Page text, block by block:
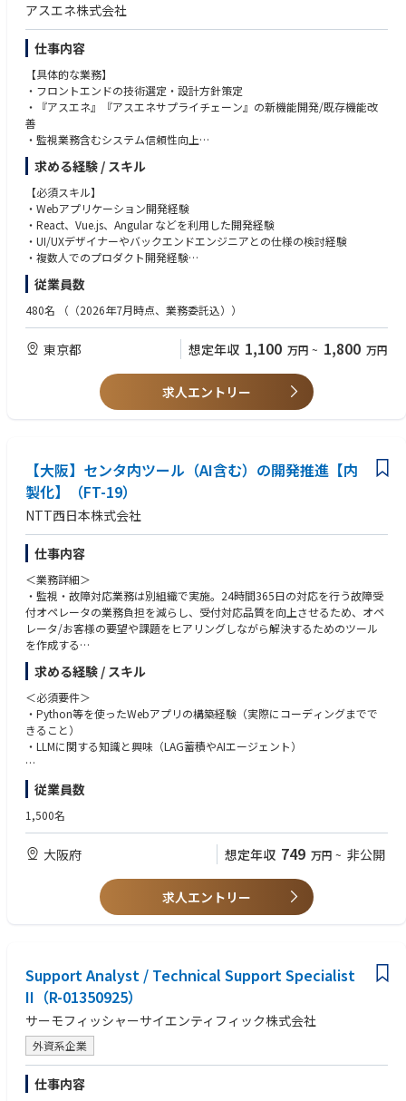
アスエネ株式会社
仕事内容
【具体的な業務】
・フロントエンドの技術選定・設計方針策定
・『アスエネ』『アスエネサプライチェーン』の新機能開発/既存機能改
善
・監視業務含むシステム信頼性向上
・カスタマーニーズを深く理解した上での整理、あるべき仕様への落とし
込み
・デザイナー/プロダクトマネージャーと共にUI/UXデザインの検討
【開発環境】
・フレームワーク: Vue.js
・開発言語: JavaScript, TypeScript
・データベース: PostgreSQL
・ソースコード管理: GitHub
・CI/CD: CircleCI
・ドキュメント: Google workspace
・チャット: Slack
求める経験 / スキル
【必須スキル】
・Webアプリケーション開発経験
・React、Vue.js、Angular などを利用した開発経験
・UI/UXデザイナーやバックエンドエンジニアとの仕様の検討経験
・複数人でのプロダクト開発経験
【歓迎スキル】
・Node.jsなどによるバックエンド開発の経験
・WebアプリケーションのUI設計やデザイン経験
・テックリード等の技術に関する意思決定責任者の経験
【求める人物像】
・主体的に行動し、自らの領域だけに囚われずプロダクトを俯瞰し常に改
・AIやブロックチェーン等最新技術を積極的に学習して顧客オリエンテッ
ドなサービス構築に向け社内外のシステムに実装させたい方
・Mission「次世代によりよい世界を」に共感し、主体的かつ自由に企業カ
ルチャーをゼロから一緒に創りあげていきたい方
従業員数
480名 （（2026年7月時点、業務委託込））
東京都 想定年収 1,100 万円 ~ 1,800 万円
求人エントリー
【大阪】センタ内ツール（AI含む）の開発推進【内
製化】（FT-19）
NTT西日本株式会社
仕事内容
＜業務詳細＞
・監視・故障対応業務は別組織で実施。24時間365日の対応を行う故障受
付オペレータの業務負担を減らし、受付対応品質を向上させるため、オペ
レータ/お客様の要望や課題をヒアリングしながら解決するためのツール
を作成する
・案件毎に2名程度のチームを構築し、企画から導入までを推進。
・実装方法・開発納期については裁量をもって、コントロール可能。
・故障受付オペレータ等との会話をしながら要件をまとめて、設計・製造
していく。醸成
＜具体的な案件例＞
・OpSと連携し、条件に沿ったメールを自動通知するシステムの構築（＋
電話連携）など
上記業務に従事後、中長期的にはご本人の希望、適性・パフォーマンス等
を踏まえ、下記業務に配属する場合がある。
後も定期的に将来のキャリアに関する対話の場を設けています。）
・ 企業・公共機関等のお客様へ向けたコンサルティング、ICTソリューシ
・ アライアンスパートナーの開拓及び新サービス立ち上げサポートに関わ
る業務
・その他上記業務のサポート業務、及び新規サービス開発、研究開発業
務 など
※ＮＴＴ西日本からＮＴＴフィールドテクノへの在籍出向となります。
求める経験 / スキル
＜必須要件＞
・Python等を使ったWebアプリの構築経験（実際にコーディングまでで
きること）
・LLMに関する知識と興味（LAG蓄積やAIエージェント）
＜歓迎要件＞
・3人以上のチームでのプロジェクトマネジメント経験（3年以上）
・利用者/お客様要望をヒアリングし、形（アプリ）へ落とし込める人
材。
・所掌しているツール類を管理し維持メンテのマネジメントができる人
従業員数
1,500名
大阪府 想定年収 749 万円 ~ 非公開
求人エントリー
Support Analyst / Technical Support Specialist
II（R-01350925）
サーモフィッシャーサイエンティフィック株式会社
外資系企業
仕事内容